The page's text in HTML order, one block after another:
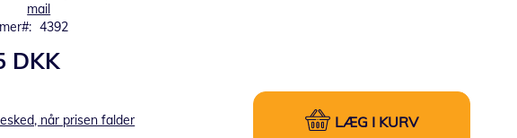
mail
4392
DKK
når prisen falder
LÆG I KURV